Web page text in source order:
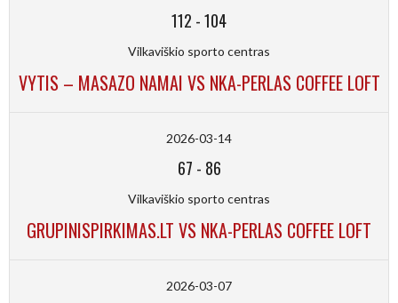
112 -104
Vilkaviškio sporto centras
VYTIS – MASAZO NAMAI VS NKA-PERLAS COFFEE LOFT
2026-03-14
67 - 86
Vilkaviškio sporto centras
GRUPINISPIRKIMAS.LT VS NKA-PERLAS COFFEE LOFT
2026-03-07